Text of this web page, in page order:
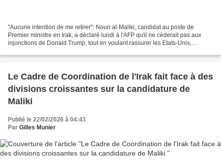
"Aucune intention de me retirer": Nouri al-Maliki, candidat au poste de
Premier ministre en Irak, a déclaré lundi à l'AFP qu'il ne cèderait pas aux
injonctions de Donald Trump, tout en voulant rassurer les Etats-Unis,
Le Cadre de Coordination de l'Irak fait face à des
divisions croissantes sur la candidature de
Maliki
Publié le 22/02/2026 à 04:43
Par Gilles Munier